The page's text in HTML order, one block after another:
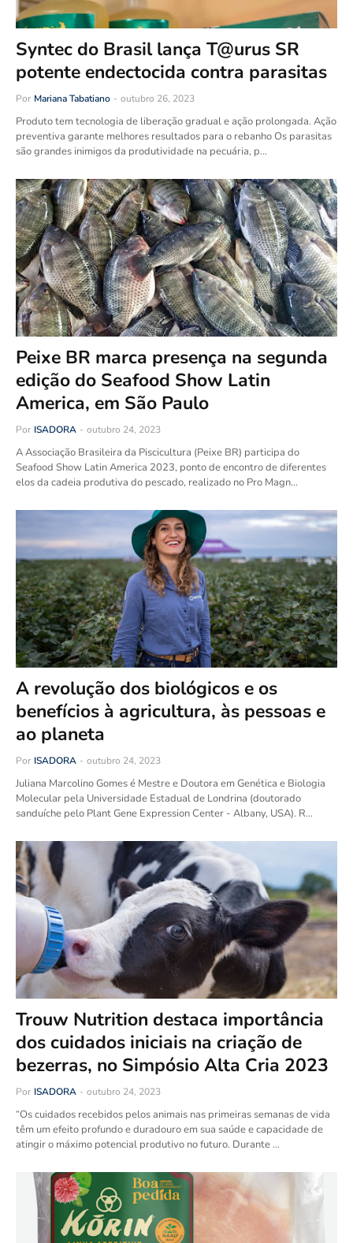
Syntec do Brasil lança T@urus SR
potente endectocida contra parasitas
Por Mariana Tabatiano - outubro 26, 2023
Produto tem tecnologia de liberação gradual e ação prolongada. Ação
preventiva garante melhores resultados para o rebanho Os parasitas
são grandes inimigos da produtividade na pecuária, p…
Peixe BR marca presença na segunda
edição do Seafood Show Latin
America, em São Paulo
Por ISADORA - outubro 24, 2023
A Associação Brasileira da Piscicultura (Peixe BR) participa do
Seafood Show Latin America 2023, ponto de encontro de diferentes
elos da cadeia produtiva do pescado, realizado no Pro Magn…
A revolução dos biológicos e os
benefícios à agricultura, às pessoas e
ao planeta
Por ISADORA - outubro 24, 2023
Juliana Marcolino Gomes é Mestre e Doutora em Genética e Biologia
Molecular pela Universidade Estadual de Londrina (doutorado
sanduíche pelo Plant Gene Expression Center - Albany, USA). R…
Trouw Nutrition destaca importância
dos cuidados iniciais na criação de
bezerras, no Simpósio Alta Cria 2023
Por ISADORA - outubro 24, 2023
“Os cuidados recebidos pelos animais nas primeiras semanas de vida
têm um efeito profundo e duradouro em sua saúde e capacidade de
atingir o máximo potencial produtivo no futuro. Durante …